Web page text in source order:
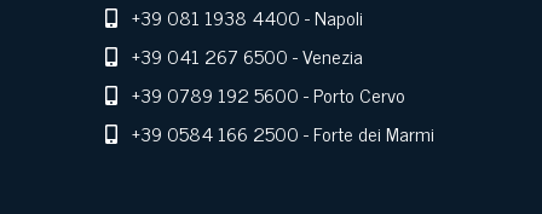
+39 081 1938 4400- Napoli
+39 041 267 6500- Venezia
+39 0789 192 5600- Porto Cervo
+39 0584 166 2500- Forte dei Marmi